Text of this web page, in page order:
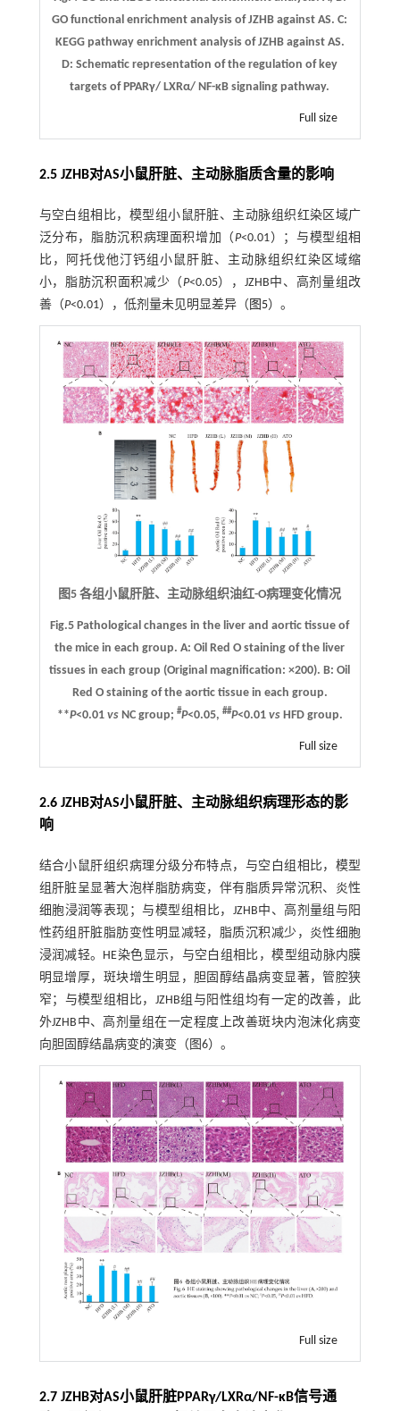
GO functional enrichment analysis of JZHB against AS.C:
KEGG pathway enrichment analysis of JZHB against AS.
D: Schematic representation of the regulation of key
targets of PPARγ/ LXRα/ NF-κB signaling pathway.
Full size
2.5 JZHB对AS小鼠肝脏、主动脉脂质含量的影响
与空白组相比，模型组小鼠肝脏、主动脉组织红染区域广
泛分布，脂肪沉积病理面积增加（P<0.01）；与模型组相
比，阿托伐他汀钙组小鼠肝脏、主动脉组织红染区域缩
小，脂肪沉积面积减少（ P<0.05），JZHB中、高剂量组改
善（P<0.01），低剂量未见明显差异（ 图5）。
图5 各组小鼠肝脏、主动脉组织油红-O病理变化情况
Fig.5 Pathological changes in the liver and aortic tissue of
the mice in each group.A: Oil Red O staining of the liver
tissues in each group (Original magnification: ×200).B: Oil
Red O staining of the aortic tissue in each group.
**P<0.01 vsNC group; #P<0.05, ##P<0.01 vsHFD group.
Full size
2.6 JZHB对AS小鼠肝脏、主动脉组织病理形态的影
响
结合小鼠肝组织病理分级分布特点，与空白组相比，模型
组肝脏呈显著大泡样脂肪病变，伴有脂质异常沉积、炎性
细胞浸润等表现；与模型组相比，JZHB中、高剂量组与阳
性药组肝脏脂肪变性明显减轻，脂质沉积减少，炎性细胞
浸润减轻。HE染色显示，与空白组相比，模型组动脉内膜
明显增厚，斑块增生明显，胆固醇结晶病变显著，管腔狭
窄；与模型组相比，JZHB组与阳性组均有一定的改善，此
外JZHB中、高剂量组在一定程度上改善斑块内泡沫化病变
向胆固醇结晶病变的演变（图6）。
Full size
2.7 JZHB对AS小鼠肝脏PPARγ/LXRα/NF-κB信号通